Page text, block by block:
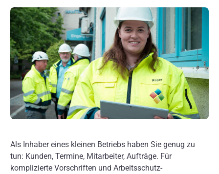
Kontakt
Als Inhaber eines kleinen Betriebs haben Sie genug zu
tun: Kunden, Termine, Mitarbeiter, Aufträge. Für
komplizierte Vorschriften und Arbeitsschutz-